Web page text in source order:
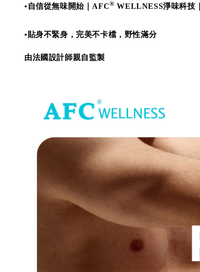
• 自信從無味開始｜AFC® WELLNESS淨味科技｜
•貼身不緊身，完美不卡檔，野性滿分
由法國設計師親自監製